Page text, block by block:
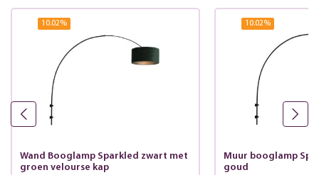
10.02%
Wand Booglamp Sparkled zwart met
groen velourse kap
10.02%
Muur booglamp
goud